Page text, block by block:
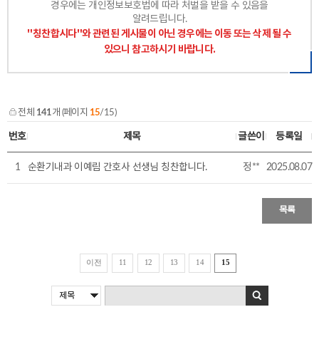
경우에는 개인정보보호법에 따라 처벌을 받을 수 있음을
알려드립니다.
"칭찬합시다"와 관련된 게시물이 아닌 경우에는 이동 또는 삭제 될 수
있으니 참고하시기 바랍니다.
전체 141개 (페이지 15/15)
번호 제목 글쓴이 등록일
1 순환기내과 이예림 간호사 선생님 칭찬합니다. 정** 2025.08.07
목록
이전 11 12 13 14 15